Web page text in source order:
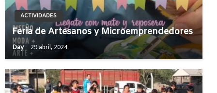
ACTIVIDADES
Feria de Artesanos y Microemprendedores
Day 29 abril, 2024